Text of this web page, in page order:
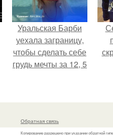
Уральская Барби
уехала заграницу,
чтобы сделать себе
грудь мечты за 12, 5
Обратная связь
Копирование разрешено при указании обратной